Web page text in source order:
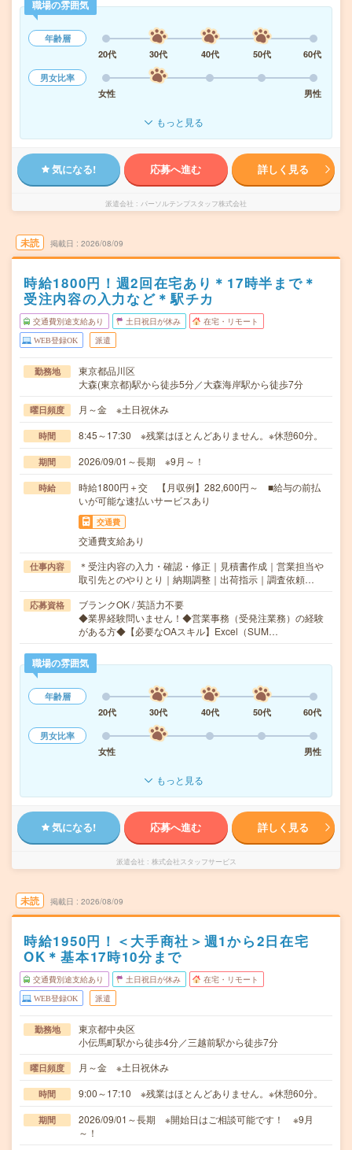
職場の雰囲気
年齢層
20代
30代 40代 50代
60代
男女比率
女性
男性
もっと見る
気になる! 応募へ進む 詳しく見る
派遣会社 パーソルテンプスタッフ株式会社
未読 掲載日 2026/08/09
時給1800円！週2回在宅あり＊17時半まで＊
受注内容の入力など＊駅チカ
交通費別途支給あり 土日祝日が休み 在宅・リモート
WEB登録OK 派遣
勤務地
東京都品川区
大森(東京都)駅から徒歩5分／大森海岸駅から徒歩7分
曜日頻度 月～金 ※土日祝休み
時間 8:45～17:30 ※残業はほとんどありません。※休憩60分。
期間 2026/09/01～長期 ※9月～！
時給
時給1800円＋交 【月収例】282,600円～ ■給与の前払
いが可能な速払いサービスあり
交通費
交通費支給あり
仕事内容
＊受注内容の入力・確認・修正｜見積書作成｜営業担当や
取引先とのやりとり｜納期調整｜出荷指示｜調査依頼…
応募資格
ブランクOK / 英語力不要
◆業界経験問いません！◆営業事務（受発注業務）の経験
がある方◆【必要なOAスキル】Excel（SUM…
職場の雰囲気
年齢層
20代
30代 40代 50代
60代
男女比率
女性
男性
もっと見る
気になる! 応募へ進む 詳しく見る
派遣会社 株式会社スタッフサービス
未読 掲載日 2026/08/09
時給1950円！＜大手商社＞週1から2日在宅
OK＊基本17時10分まで
交通費別途支給あり 土日祝日が休み 在宅・リモート
WEB登録OK 派遣
勤務地
東京都中央区
小伝馬町駅から徒歩4分／三越前駅から徒歩7分
曜日頻度 月～金 ※土日祝休み
時間 9:00～17:10 ※残業はほとんどありません。※休憩60分。
期間
2026/09/01～長期 ※開始日はご相談可能です！ ※9月
～！